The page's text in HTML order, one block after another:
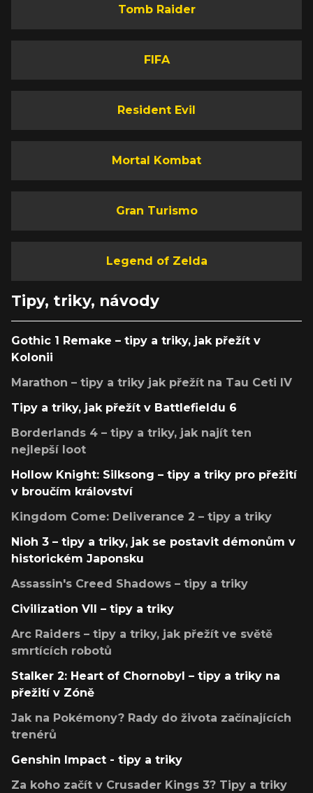
Tomb Raider
FIFA
Resident Evil
Mortal Kombat
Gran Turismo
Legend of Zelda
Tipy, triky, návody
Gothic 1 Remake – tipy a triky, jak přežít v
Kolonii
Marathon – tipy a triky jak přežít na Tau Ceti IV
Tipy a triky, jak přežít v Battlefieldu 6
Borderlands 4 – tipy a triky, jak najít ten
nejlepší loot
Hollow Knight: Silksong – tipy a triky pro přežití
v broučím království
Kingdom Come: Deliverance 2 – tipy a triky
Nioh 3 – tipy a triky, jak se postavit démonům v
historickém Japonsku
Assassin's Creed Shadows – tipy a triky
Civilization VII – tipy a triky
Arc Raiders – tipy a triky, jak přežít ve světě
smrtících robotů
Stalker 2: Heart of Chornobyl – tipy a triky na
přežití v Zóně
Jak na Pokémony? Rady do života začínajících
trenérů
Genshin Impact - tipy a triky
Za koho začít v Crusader Kings 3? Tipy a triky